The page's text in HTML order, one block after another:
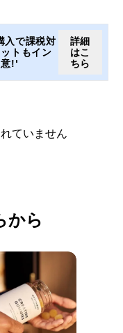
入で課税対
トもイン
意!'
詳細
はこ
ちら
ていません
から